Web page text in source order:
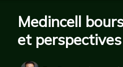
Medincell
et